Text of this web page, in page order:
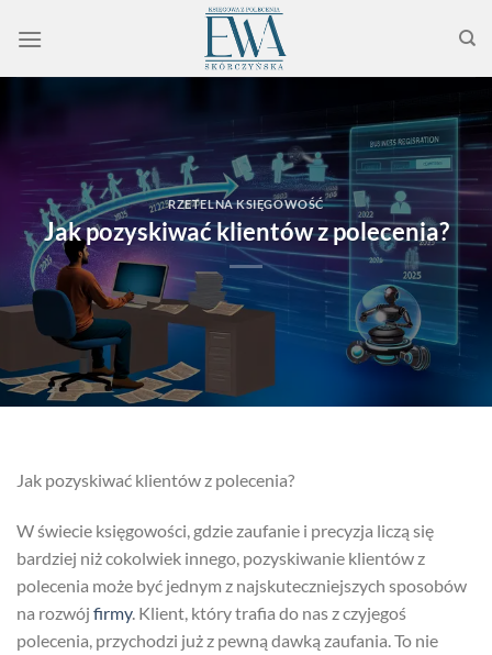
RZETELNA KSIĘGOWOŚĆ
Jak pozyskiwać klientów z polecenia?
Jak pozyskiwać klientów z polecenia?
W świecie księgowości, gdzie zaufanie i precyzja liczą się
bardziej niż cokolwiek innego, pozyskiwanie klientów z
polecenia może być jednym z najskuteczniejszych sposobów
na rozwój firmy. Klient, który trafia do nas z czyjegoś
polecenia, przychodzi już z pewną dawką zaufania. To nie